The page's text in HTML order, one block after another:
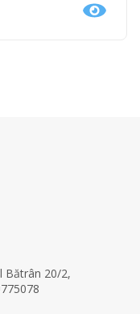
Bătrân 20/2,